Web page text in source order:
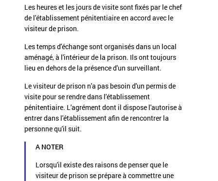
Les heures et les jours de visite sont fixés par le chef
de l'établissement pénitentiaire en accord avec le
visiteur de prison.
Les temps d'échange sont organisés dans un local
aménagé, à l'intérieur de la prison. Ils ont toujours
lieu en dehors de la présence d'un surveillant.
Le visiteur de prison n'a pas besoin d'un permis de
visite pour se rendre dans l'établissement
pénitentiaire. L'agrément dont il dispose l'autorise à
entrer dans l'établissement afin de rencontrer la
personne qu'il suit.
A NOTER
Lorsqu'il existe des raisons de penser que le
visiteur de prison se prépare à commettre une